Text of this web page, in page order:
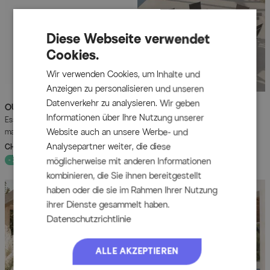
OUTFLEXXPremium Garten-
Essgruppe, anthrazit
matt/schwarz/natur, Alu/Spraystone,
Tisch 160/260 x 100 cm, 6
Stapelsessel inkl. 6 Auflagen
CHF 1’949.00UVPCHF 2’649.00
- 26% Sofort lieferbar
KETTLER Garten-Essgruppe mit 6
Klappstühlen und Outdoor-Teppich,
silber/anthrazit/andorra-weiß,
Aluminium/Textilene, ausziehbarer
Tisch 180/240 x 100 cm
CHF 1’499.00
- 29% Sofort lieferbar
Diese Webseite verwendet
Cookies.
Wir verwenden Cookies, um Inhalte und
Anzeigen zu personalisieren und unseren
Datenverkehr zu analysieren. Wir geben
Informationen über Ihre Nutzung unserer
Website auch an unsere Werbe- und
Analysepartner weiter, die diese
möglicherweise mit anderen Informationen
kombinieren, die Sie ihnen bereitgestellt
haben oder die sie im Rahmen Ihrer Nutzung
ihrer Dienste gesammelt haben.
Datenschutzrichtlinie
ALLE AKZEPTIEREN